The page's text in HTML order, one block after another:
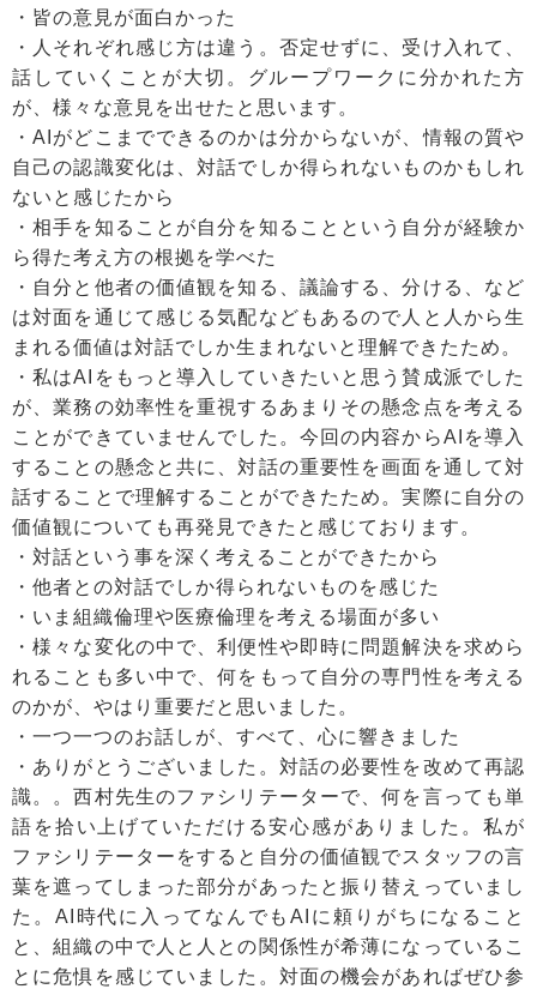
・皆の意見が面白かった
・人それぞれ感じ方は違う。否定せずに、受け入れて、
話していくことが大切。グループワークに分かれた方
が、様々な意見を出せたと思います。
・AIがどこまでできるのかは分からないが、情報の質や
自己の認識変化は、対話でしか得られないものかもしれ
ないと感じたから
・相手を知ることが自分を知ることという自分が経験か
ら得た考え方の根拠を学べた
・自分と他者の価値観を知る、議論する、分ける、など
は対面を通じて感じる気配などもあるので人と人から生
まれる価値は対話でしか生まれないと理解できたため。
・私はAIをもっと導入していきたいと思う賛成派でした
が、業務の効率性を重視するあまりその懸念点を考える
ことができていませんでした。今回の内容からAIを導入
することの懸念と共に、対話の重要性を画面を通して対
話することで理解することができたため。実際に自分の
価値観についても再発見できたと感じております。
・対話という事を深く考えることができたから
・他者との対話でしか得られないものを感じた
・いま組織倫理や医療倫理を考える場面が多い
・様々な変化の中で、利便性や即時に問題解決を求めら
れることも多い中で、何をもって自分の専門性を考える
のかが、やはり重要だと思いました。
・一つ一つのお話しが、すべて、心に響きました
・ありがとうございました。対話の必要性を改めて再認
識。。西村先生のファシリテーターで、何を言っても単
語を拾い上げていただける安心感がありました。私が
ファシリテーターをすると自分の価値観でスタッフの言
葉を遮ってしまった部分があったと振り替えっていまし
た。AI時代に入ってなんでもAIに頼りがちになること
と、組織の中で人と人との関係性が希薄になっているこ
とに危惧を感じていました。対面の機会があればぜひ参